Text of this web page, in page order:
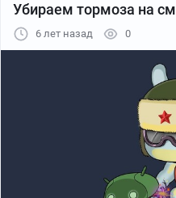
Убираем тормоза на
6 лет назад 0